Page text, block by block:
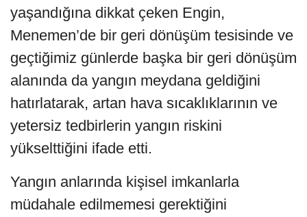
yaşandığına dikkat çeken Engin,
Menemen’de bir geri dönüşüm tesisinde ve
geçtiğimiz günlerde başka bir geri dönüşüm
alanında da yangın meydana geldiğini
hatırlatarak, artan hava sıcaklıklarının ve
yetersiz tedbirlerin yangın riskini
yükselttiğini ifade etti.
Yangın anlarında kişisel imkanlarla
müdahale edilmemesi gerektiğini